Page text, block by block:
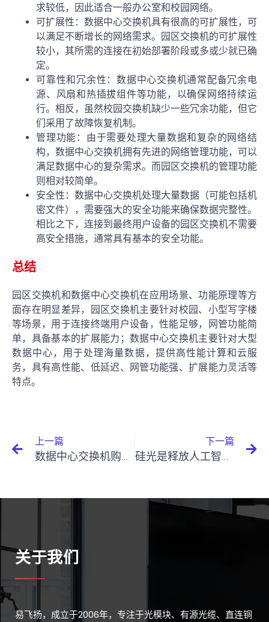
求较低，因此适合一般办公室和校园网络。
可扩展性：数据中心交换机具有很高的可扩展性，可
以满足不断增长的网络需求。园区交换机的可扩展性
较小，其所需的连接在初始部署阶段或多或少就已确
定。
可靠性和冗余性：数据中心交换机通常配备冗余电
源、风扇和热插拔组件等功能，以确保网络持续运
行。相反，虽然校园交换机缺少一些冗余功能，但它
们采用了故障恢复机制。
管理功能：由于需要处理大量数据和复杂的网络结
构，数据中心交换机拥有先进的网络管理功能，可以
满足数据中心的复杂需求。而园区交换机的管理功能
则相对较简单。
安全性：数据中心交换机处理大量数据（可能包括机
密文件），需要强大的安全功能来确保数据完整性。
相比之下，连接到最终用户设备的园区交换机不需要
高安全措施，通常具有基本的安全功能。
总结
园区交换机和数据中心交换机在应用场景、功能原理等方
面存在明显差异，园区交换机主要针对校园、小型写字楼
等场景，用于连接终端用户设备，性能足够，网管功能简
单，具备基本的扩展能力；数据中心交换机主要针对大型
数据中心，用于处理海量数据，提供高性能计算和云服
务，具有高性能、低延迟、网管功能强、扩展能力灵活等
特点。
上一篇
数据中心交换机购买指南
下一篇
硅光是释放人工智能全部潜力的关键
关于我们
易飞扬，成立于2006年，专注于光模块、有源光缆、直连铜